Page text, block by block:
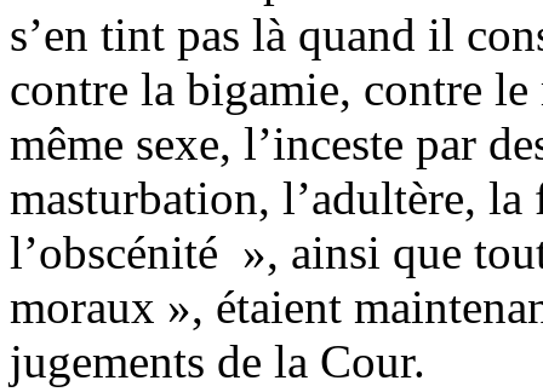
s’en tint pas là quand il
contre la bigamie, contre le
même sexe, l’inceste par
masturbation, l’adultère,
l’obscénité », ainsi que
moraux », étaient
jugements de la Cour.